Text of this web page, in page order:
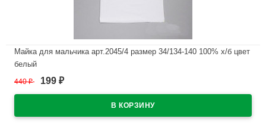
Майка для мальчика арт.2045/4 размер 34/134-140 100% х/б цвет
белый
В наличии
440₽ 199 ₽